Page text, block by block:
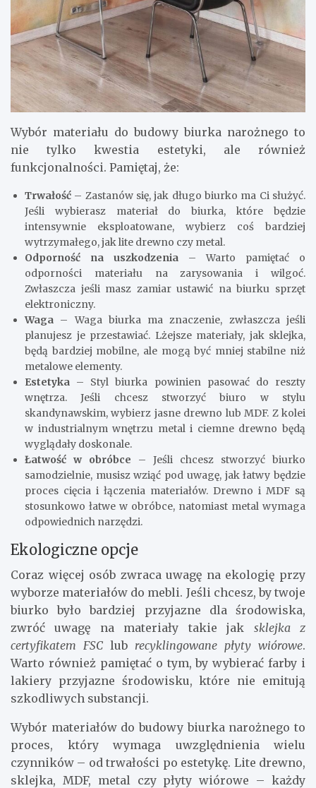
Wybór materiału do budowy biurka narożnego to
nie tylko kwestia estetyki, ale również
funkcjonalności. Pamiętaj, że:
Trwałość – Zastanów się, jak długo biurko ma Ci służyć.
Jeśli wybierasz materiał do biurka, które będzie
intensywnie eksploatowane, wybierz coś bardziej
wytrzymałego, jak lite drewno czy metal.
Odporność na uszkodzenia – Warto pamiętać o
odporności materiału na zarysowania i wilgoć.
Zwłaszcza jeśli masz zamiar ustawić na biurku sprzęt
elektroniczny.
Waga – Waga biurka ma znaczenie, zwłaszcza jeśli
planujesz je przestawiać. Lżejsze materiały, jak sklejka,
będą bardziej mobilne, ale mogą być mniej stabilne niż
metalowe elementy.
Estetyka – Styl biurka powinien pasować do reszty
wnętrza. Jeśli chcesz stworzyć biuro w stylu
skandynawskim, wybierz jasne drewno lub MDF. Z kolei
w industrialnym wnętrzu metal i ciemne drewno będą
wyglądały doskonale.
Łatwość w obróbce – Jeśli chcesz stworzyć biurko
samodzielnie, musisz wziąć pod uwagę, jak łatwy będzie
proces cięcia i łączenia materiałów. Drewno i MDF są
stosunkowo łatwe w obróbce, natomiast metal wymaga
odpowiednich narzędzi.
Ekologiczne opcje
Coraz więcej osób zwraca uwagę na ekologię przy
wyborze materiałów do mebli. Jeśli chcesz, by twoje
biurko było bardziej przyjazne dla środowiska,
zwróć uwagę na materiały takie jak sklejka z
certyfikatem FSC lub recyklingowane płyty wiórowe.
Warto również pamiętać o tym, by wybierać farby i
lakiery przyjazne środowisku, które nie emitują
szkodliwych substancji.
Wybór materiałów do budowy biurka narożnego to
proces, który wymaga uwzględnienia wielu
czynników – od trwałości po estetykę. Lite drewno,
sklejka, MDF, metal czy płyty wiórowe – każdy